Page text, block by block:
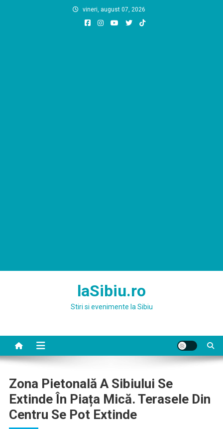
vineri, august 07, 2026
laSibiu.ro
Stiri si evenimente la Sibiu
Zona Pietonală A Sibiului Se
Extinde În Piața Mică. Terasele Din
Centru Se Pot Extinde